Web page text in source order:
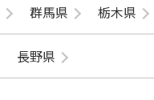
群馬県 栃木県
長野県